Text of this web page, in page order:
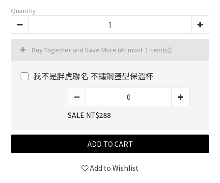
Quantity
Buy Together and Save More (At most 1 item(s))
我不是胖虎聯名 不鏽鋼蛋型保溫杯
SALE NT$288
ADD TO CART
Add to Wishlist